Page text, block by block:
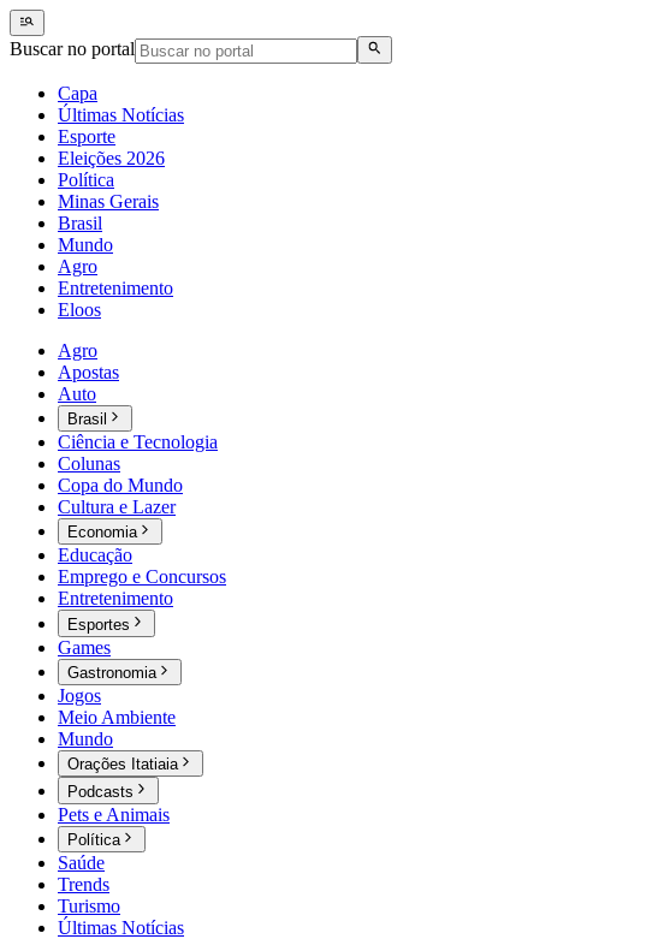
Buscar no portal
Capa
Últimas Notícias
Esporte
Eleições 2026
Política
Minas Gerais
Brasil
Mundo
Agro
Entretenimento
Eloos
Agro
Apostas
Auto
Brasil
Ciência e Tecnologia
Colunas
Copa do Mundo
Cultura e Lazer
Economia
Educação
Emprego e Concursos
Entretenimento
Esportes
Games
Gastronomia
Jogos
Meio Ambiente
Mundo
Orações Itatiaia
Podcasts
Pets e Animais
Política
Saúde
Trends
Turismo
Últimas Notícias